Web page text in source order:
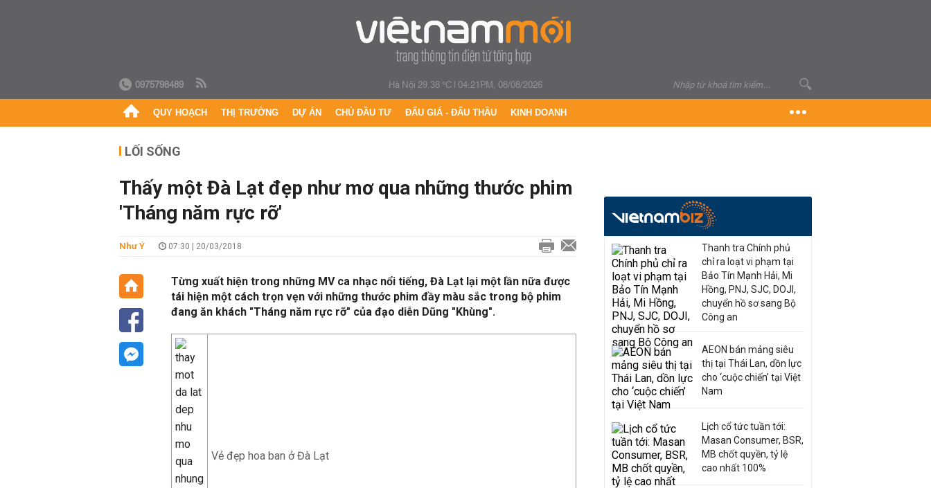
0975798489 Hà Nội 29.38 °C|04:21PM, 08/08/2026
QUY HOẠCH THỊ TRƯỜNG DỰ ÁN CHỦ ĐẦU TƯ ĐẤU GIÁ - ĐẤU THẦU KINH DOANH
LỐI SỐNG
Thấy một Đà Lạt đẹp như mơ qua những thước phim
'Tháng năm rực rỡ'
Như Ý 07:30 | 20/03/2018
Từng xuất hiện trong những MV ca nhạc nổi tiếng, Đà Lạt lại một lần nữa được
tái hiện một cách trọn vẹn với những thước phim đầy màu sắc trong bộ phim
đang ăn khách "Tháng năm rực rỡ" của đạo diễn Dũng "Khùng".
Vẻ đẹp hoa ban ở Đà Lạt
Thanh tra Chính phủ
chỉ ra loạt vi phạm tại
Bảo Tín Mạnh Hải, Mi
Hồng, PNJ, SJC, DOJI,
chuyển hồ sơ sang Bộ
Công an
AEON bán mảng siêu
thị tại Thái Lan, dồn lực
cho ‘cuộc chiến’ tại Việt
Nam
Lịch cổ tức tuần tới:
Masan Consumer, BSR,
MB chốt quyền, tỷ lệ
cao nhất 100%